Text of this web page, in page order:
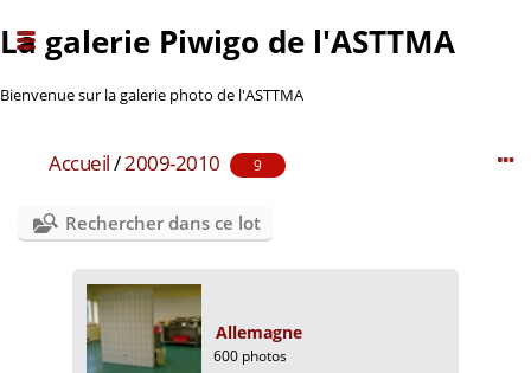
La galerie Piwigo de l'ASTTMA
Bienvenue sur la galerie photo de l'ASTTMA
Accueil/2009-2010 9
Rechercher dans ce lot
Allemagne
600 photos